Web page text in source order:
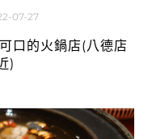
07-27
口的火鍋店(八德店
)